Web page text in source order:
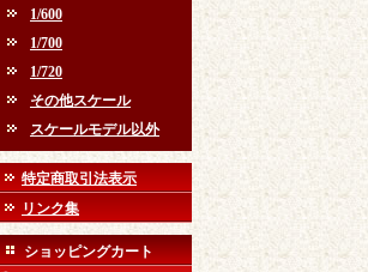
1/600
1/700
1/720
その他スケール
スケールモデル以外
特定商取引法表示
リンク集
ショッピングカート